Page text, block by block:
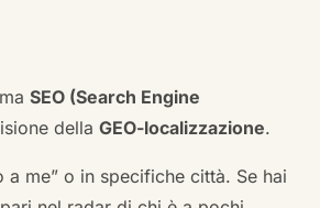
SEO (Search Engine
dellaGEO-localizzazione.
me” o in specifiche città. Se hai